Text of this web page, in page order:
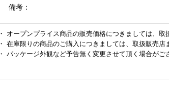
備考：
・ オープンプライス商品の販売価格につきましては、取
・ 在庫限りの商品のご購入につきましては、取扱販売店
・ パッケージ外観など予告無く変更させて頂く場合がご